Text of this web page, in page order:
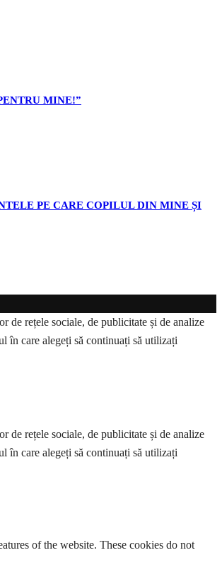
MINE!”
PE CARE COPILUL DIN MINE ȘI
de rețele sociale, de publicitate și de analize
în care alegeți să continuați să utilizați
de rețele sociale, de publicitate și de analize
în care alegeți să continuați să utilizați
of the website. These cookies do not